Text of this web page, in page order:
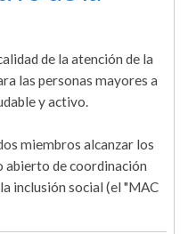
de la atención de la
las personas mayores a
y activo.
miembros alcanzar los
abierto de coordinación
inclusión social (el "MAC